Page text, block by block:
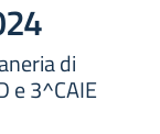
di
e 3^CAIE